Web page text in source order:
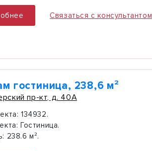
Связаться с консультантом
гостиница, 238,6 м²
пр-кт, д. 40А
134932.
Гостиница.
238.6 м².